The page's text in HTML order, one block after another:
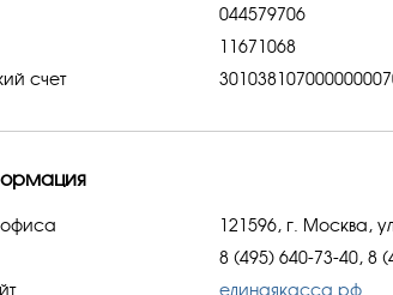
044579706
11671068
счет
офиса
121596, г. Москва,
8 (495) 640-73-40, 8
единаякасса.рф